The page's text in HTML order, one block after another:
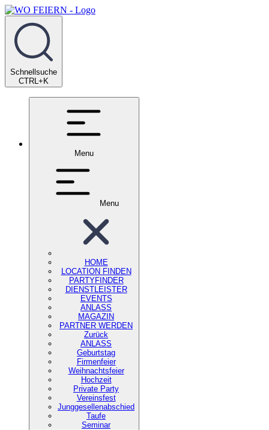
Schnellsuche
CTRL+K
Menu
Menu
HOME
LOCATION FINDEN
PARTYFINDER
DIENSTLEISTER
EVENTS
ANLASS
MAGAZIN
PARTNER WERDEN
Zurück
ANLASS
Geburtstag
Firmenfeier
Weihnachtsfeier
Hochzeit
Private Party
Vereinsfest
Junggesellenabschied
Taufe
Seminar